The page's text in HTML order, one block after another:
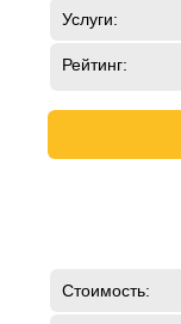
Услуги:
Рейтинг:
Стоимость: